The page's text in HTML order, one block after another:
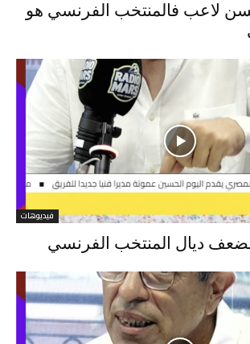
لاعب فالمنتخب الفرنسي هو
فيديوهات
ديال المنتخب الفرنسي